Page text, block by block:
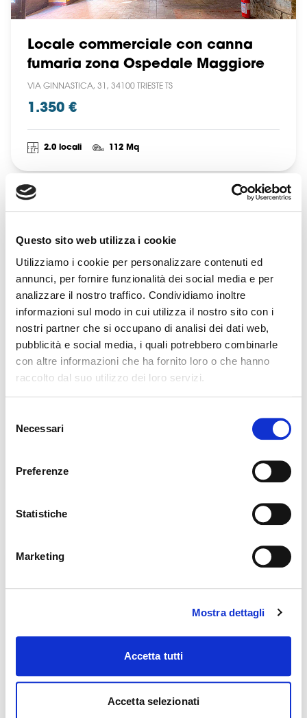
Questo sito web utilizza i cookie
Utilizziamo i cookie per personalizzare contenuti ed
annunci, per fornire funzionalità dei social media e per
analizzare il nostro traffico. Condividiamo inoltre
informazioni sul modo in cui utilizza il nostro sito con i
nostri partner che si occupano di analisi dei dati web,
pubblicità e social media, i quali potrebbero combinarle
con altre informazioni che ha fornito loro o che hanno
raccolto dal suo utilizzo dei loro servizi.
delNecessari
Preferenze
Statistiche
Marketing
Mostra dettagli
Accetta tutti
Accetta selezionati
Locale commerciale con canna
fumaria zona Ospedale Maggiore
VIA GINNASTICA, 31, 34100 TRIESTE TS
1.350 €
2.0 locali 112 Mq
Locale commerciale in affitto in
800 €
1.0 locali
Locale commerciale con servizi